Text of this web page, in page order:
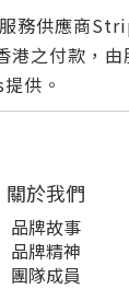
務供應商
之付款，由
供。
關於我們
品牌故事
品牌精神
團隊成員